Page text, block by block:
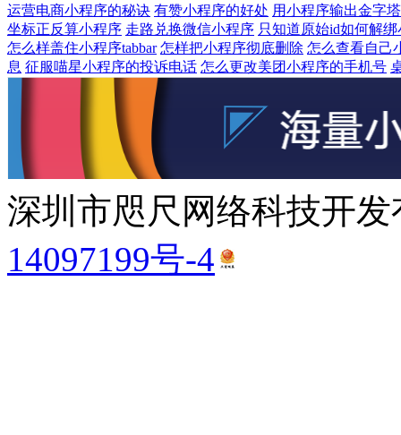
运营电商小程序的秘诀 有赞小程序的好处 用小程序输出金字塔
坐标正反算小程序 走路兑换微信小程序 只知道原始id如何解
怎么样盖住小程序tabbar 怎样把小程序彻底删除 怎么查看自己
息 征服喵星小程序的投诉电话 怎么更改美团小程序的手机号
深圳市咫尺网络科技开
14097199号-4